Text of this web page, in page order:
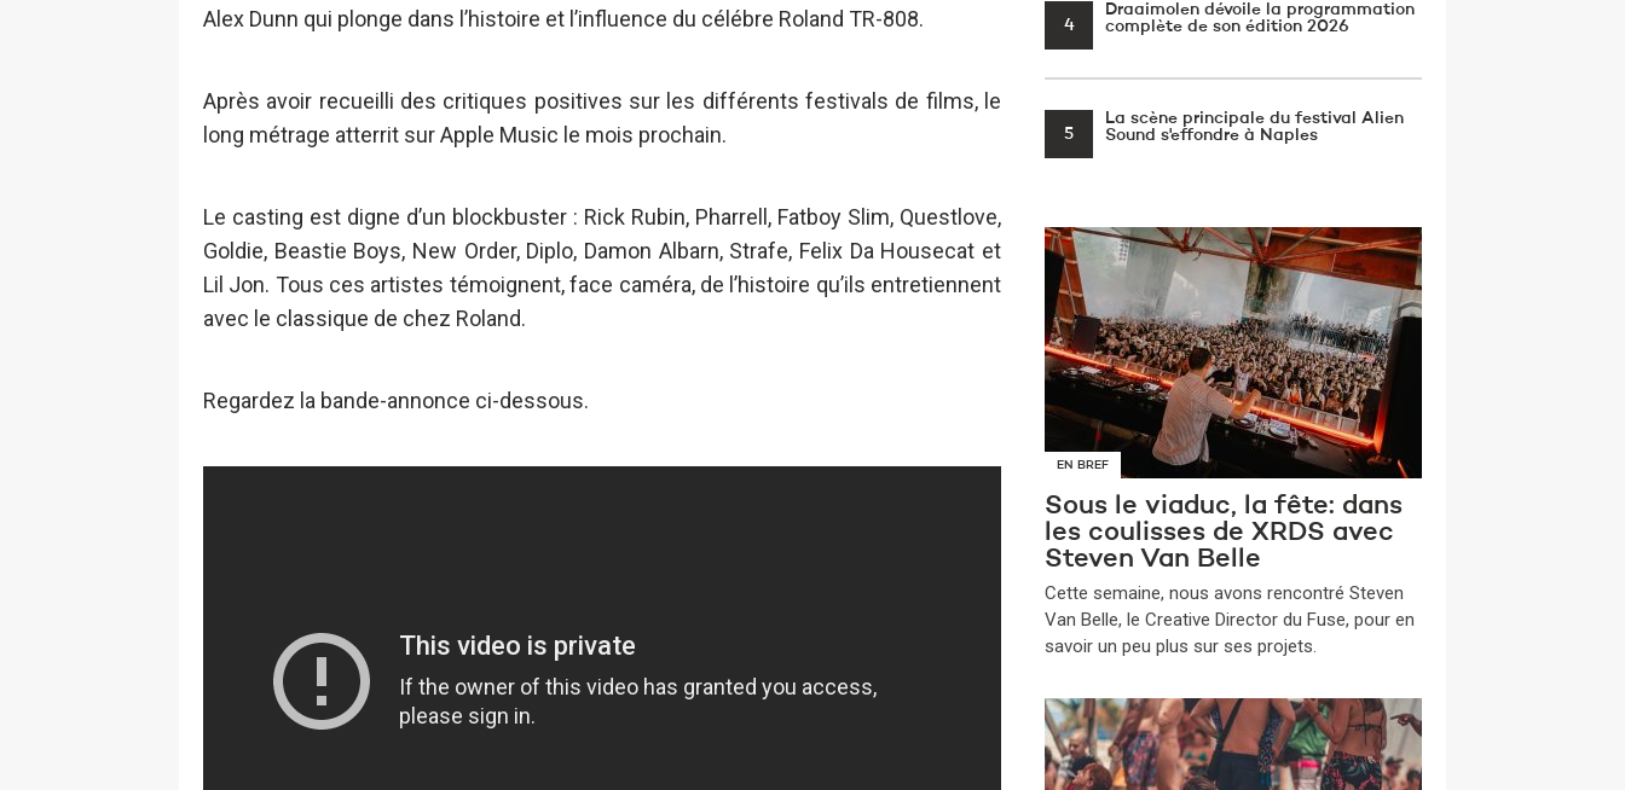
Alex Dunn qui plonge dans l’histoire et l’influence du célébre Roland TR-808.
Après avoir recueilli des critiques positives sur les différents festivals de films, le
long métrage atterrit sur Apple Music le mois prochain.
Le casting est digne d’un blockbuster : Rick Rubin, Pharrell, Fatboy Slim, Questlove,
Goldie, Beastie Boys, New Order, Diplo, Damon Albarn, Strafe, Felix Da Housecat et
Lil Jon. Tous ces artistes témoignent, face caméra, de l’histoire qu’ils entretiennent
avec le classique de chez Roland.
Regardez la bande-annonce ci-dessous.
4
Draaimolen dévoile la programmation
complète de son édition 2026
5
La scène principale du festival Alien
Sound s'effondre à Naples
EN BREF
Sous le viaduc, la fête: dans
les coulisses de XRDS avec
Steven Van Belle
​Cette semaine, nous avons rencontré Steven
Van Belle, le Creative Director du Fuse, pour en
savoir un peu plus sur ses projets.